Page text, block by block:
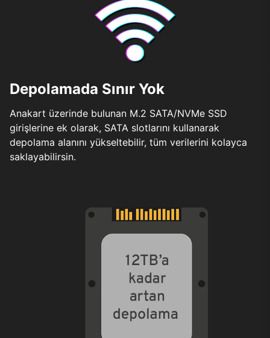
Depolamada Sınır Yok
Anakart üzerinde bulunan M.2 SATA/NVMe SSD
girişlerine ek olarak, SATA slotlarını kullanarak
depolama alanını yükseltebilir, tüm verilerini kolayca
saklayabilirsin.